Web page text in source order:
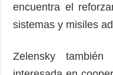
encuentra el
sistemas y misiles
Zelensky